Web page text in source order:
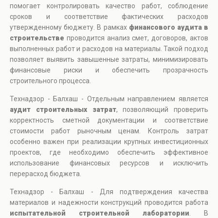
помогает контролировать качество работ, соблюдение
сроков и соответствие фактических расходов
утвержденному бюджету. В рамках финансового аудита в
строительстве проводится анализ смет, договоров, актов
выполненных работ и расходов на материалы. Такой подход
позволяет выявить завышенные затраты, минимизировать
финансовые риски и обеспечить прозрачность
строительного процесса.
Технадзор - Балхаш - Отдельным направлением является
аудит строительных затрат, позволяющий проверить
корректность сметной документации и соответствие
стоимости работ рыночным ценам. Контроль затрат
особенно важен при реализации крупных инвестиционных
проектов, где необходимо обеспечить эффективное
использование финансовых ресурсов и исключить
перерасход бюджета.
Технадзор - Балхаш - Для подтверждения качества
материалов и надежности конструкций проводится работа
испытательной строительной лаборатории . В